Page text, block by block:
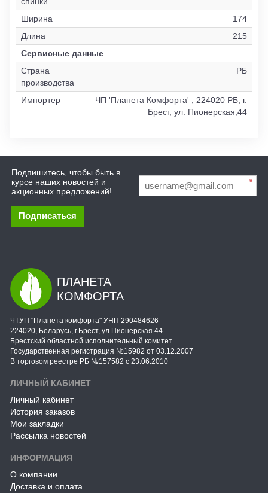
Ширина
174
Длина
215
Сервисные данные
Страна
производства
РБ
Импортер
ЧП 'Планета Комфорта' , 224020 РБ, г.
Брест, ул. Пионерская,44
Подпишитесь, чтобы быть в
курсе наших новостей и
акционных предложений!
*
Подписаться
ПЛАНЕТА
КОМФОРТА
ЧТУП "Планета комфорта" УНП 290484626
224020, Беларусь, г.Брест, ул.Пионерская 44
Брестский областной исполнительный комитет
Государственная регистрация №15982 от 03.12.2007
В торговом реестре РБ №157582 с 23.06.2010
ЛИЧНЫЙ КАБИНЕТ
Личный кабинет
История заказов
Мои закладки
Рассылка новостей
ИНФОРМАЦИЯ
О компании
Доставка и оплата